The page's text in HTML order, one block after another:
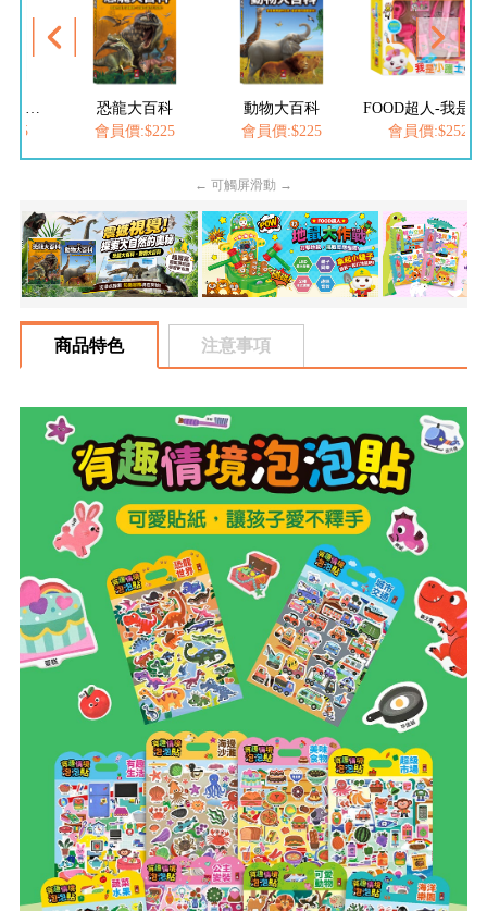
恐龍大百科
會員價:$225
動物大百科
會員價:$225
會員價:$252
← 可觸屏滑動 →
商品特色 注意事項